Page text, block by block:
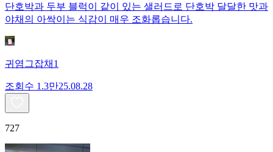
단호박과 두부 블럭이 같이 있는 샐러드로 단호박 달달한 맛과
야채의 아싹이는 식감이 매우 조화롭습니다.
귀염그잡채1
조회수 1.3만25.08.28
727